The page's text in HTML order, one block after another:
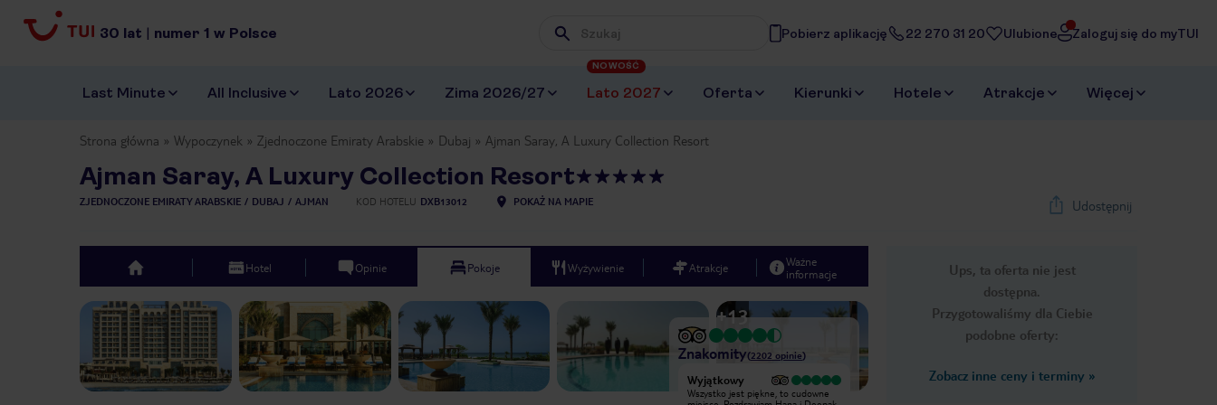
30 lat | numer 1 w Polsce Wpisz frazę, której szukasz
Pobierz aplikację 22 270 31 20 Ulubione Zaloguj się do myTUI
Last Minute All Inclusive Lato 2026 Zima 2026/27 Lato 2027
NOWOŚĆ
Oferta Kierunki Hotele Atrakcje Więcej
Strona główna Wypoczynek Zjednoczone Emiraty Arabskie Dubaj Ajman Saray, A Luxury Collection Resort
Ajman Saray, A Luxury Collection Resort
ZJEDNOCZONE EMIRATY ARABSKIE DUBAJ AJMAN KOD HOTELU DXB13012 POKAŻ NA MAPIE Udostępnij
Ups, ta oferta nie jest
dostępna.
Przygotowaliśmy dla Ciebie
podobne oferty:
Zobacz inne ceny i terminy »
top Hotel Opinie Pokoje Wyżywienie Atrakcje
Ważne
informacje
Previous slide Next slide
1/19
+13
Znakomity(2202 opinie)
Wyjątkowy
Przebywałem 7 dni w marcu 2017.
Wyjątkowy
Wszystko jest piękne, to cudowne
Bardzo dobry Wyjątkowy